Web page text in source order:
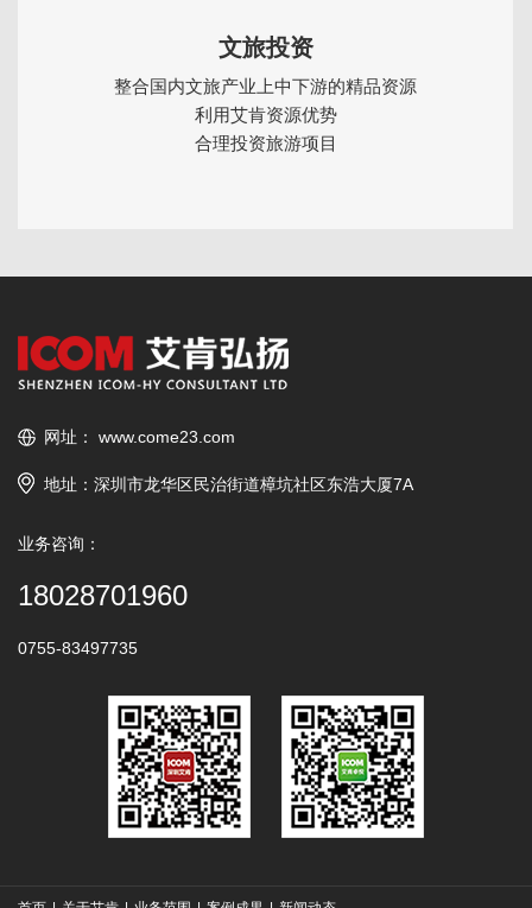
文旅投资
整合国内文旅产业上中下游的精品资源
利用艾肯资源优势
合理投资旅游项目
网址： www.come23.com
地址：深圳市龙华区民治街道樟坑社区东浩大厦7A
业务咨询：
18028701960
0755-83497735